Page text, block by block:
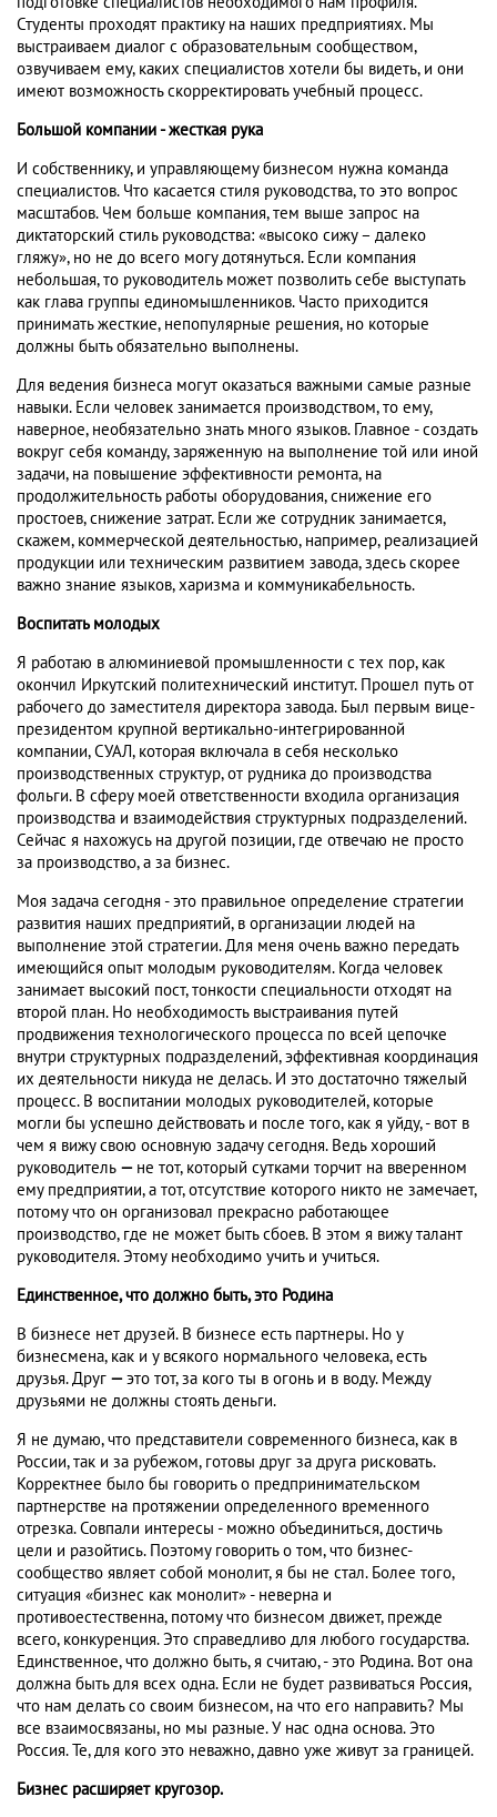
Студенты проходят практику на наших предприятиях. Мы
выстраиваем диалог с образовательным сообществом,
озвучиваем ему, каких специалистов хотели бы видеть, и они
имеют возможность скорректировать учебный процесс.
Большой компании - жесткая рука
И собственнику, и управляющему бизнесом нужна команда
специалистов. Что касается стиля руководства, то это вопрос
масштабов. Чем больше компания, тем выше запрос на
диктаторский стиль руководства: «высоко сижу – далеко
гляжу», но не до всего могу дотянуться. Если компания
небольшая, то руководитель может позволить себе выступать
как глава группы единомышленников. Часто приходится
принимать жесткие, непопулярные решения, но которые
должны быть обязательно выполнены.
Для ведения бизнеса могут оказаться важными самые разные
навыки. Если человек занимается производством, то ему,
наверное, необязательно знать много языков. Главное - создать
вокруг себя команду, заряженную на выполнение той или иной
задачи, на повышение эффективности ремонта, на
продолжительность работы оборудования, снижение его
простоев, снижение затрат. Если же сотрудник занимается,
скажем, коммерческой деятельностью, например, реализацией
продукции или техническим развитием завода, здесь скорее
важно знание языков, харизма и коммуникабельность.
Воспитать молодых
Я работаю в алюминиевой промышленности с тех пор, как
окончил Иркутский политехнический институт. Прошел путь от
рабочего до заместителя директора завода. Был первым вице-
президентом крупной вертикально-интегрированной
компании, СУАЛ, которая включала в себя несколько
производственных структур, от рудника до производства
фольги. В сферу моей ответственности входила организация
производства и взаимодействия структурных подразделений.
Сейчас я нахожусь на другой позиции, где отвечаю не просто
за производство, а за бизнес.
Моя задача сегодня - это правильное определение стратегии
развития наших предприятий, в организации людей на
выполнение этой стратегии. Для меня очень важно передать
имеющийся опыт молодым руководителям. Когда человек
занимает высокий пост, тонкости специальности отходят на
второй план. Но необходимость выстраивания путей
продвижения технологического процесса по всей цепочке
внутри структурных подразделений, эффективная координация
их деятельности никуда не делась. И это достаточно тяжелый
процесс. В воспитании молодых руководителей, которые
могли бы успешно действовать и после того, как я уйду, - вот в
чем я вижу свою основную задачу сегодня. Ведь хороший
руководитель — не тот, который сутками торчит на вверенном
ему предприятии, а тот, отсутствие которого никто не замечает,
потому что он организовал прекрасно работающее
производство, где не может быть сбоев. В этом я вижу талант
руководителя. Этому необходимо учить и учиться.
Единственное, что должно быть, это Родина
В бизнесе нет друзей. В бизнесе есть партнеры. Но у
бизнесмена, как и у всякого нормального человека, есть
друзья. Друг —это тот, за кого ты в огонь и в воду. Между
друзьями не должны стоять деньги.
Я не думаю, что представители современного бизнеса, как в
России, так и за рубежом, готовы друг за друга рисковать.
Корректнее было бы говорить о предпринимательском
партнерстве на протяжении определенного временного
отрезка. Совпали интересы - можно объединиться, достичь
цели и разойтись. Поэтому говорить о том, что бизнес-
сообщество являет собой монолит, я бы не стал. Более того,
ситуация «бизнес как монолит» - неверна и
противоестественна, потому что бизнесом движет, прежде
всего, конкуренция. Это справедливо для любого государства.
Единственное, что должно быть, я считаю, - это Родина. Вот она
должна быть для всех одна. Если не будет развиваться Россия,
что нам делать со своим бизнесом, на что его направить? Мы
все взаимосвязаны, но мы разные. У нас одна основа. Это
Россия. Те, для кого это неважно, давно уже живут за границей.
Бизнес расширяет кругозор.